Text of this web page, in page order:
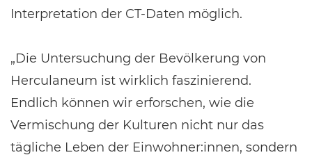
Interpretation der CT-Daten möglich.
„Die Untersuchung der Bevölkerung von
Herculaneum ist wirklich faszinierend.
Endlich können wir erforschen, wie die
Vermischung der Kulturen nicht nur das
tägliche Leben der Einwohner:innen, sondern